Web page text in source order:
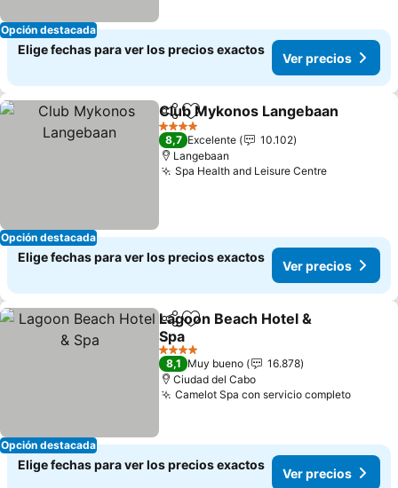
Opción destacada
Elige fechas para ver los precios exactos
Ver precios
Opción destacada
CompartirAgregar a favoritos
Club Mykonos Langebaan
4 Estrellas
8,7 Excelente
10.102
Langebaan
Spa Health and Leisure CentreVer
Elige fechas para ver los precios exactos
Ver precios
Opción destacada
CompartirAgregar a favoritos
Lagoon Beach Hotel &
Spa
Ver precios
4 Estrellas
8,1 Muy bueno
16.878
Ciudad del Cabo
Camelot Spa con servicio completoVer
Elige fechas para ver los precios exactos
Ver precios